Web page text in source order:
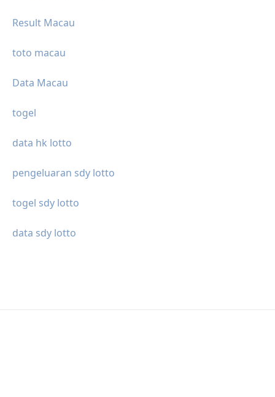
Result Macau
toto macau
Data Macau
togel
data hk lotto
pengeluaran sdy lotto
togel sdy lotto
data sdy lotto